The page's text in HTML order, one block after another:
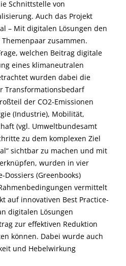
Schnittstelle von
Auch das Projekt
– Mit digitalen Lösungen den
zusammen.
welchen Beitrag digitale
eines klimaneutralen
wurden dabei die
Transformationsbedarf
der CO2-Emissionen
(Industrie), Mobilität,
(vgl. Umweltbundesamt
zu dem komplexen Ziel
sichtbar zu machen und mit
wurden in vier
(Greenbooks)
vermittelt
auf innovativen Best Practice-
digitalen Lösungen
zur effektiven Reduktion
können. Dabei wurde auch
und Hebelwirkung